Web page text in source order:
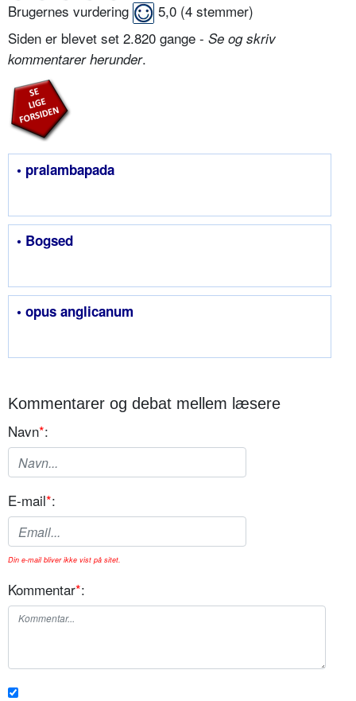
Brugernes vurdering 5,0 (4 stemmer)
Siden er blevet set 2.820 gange - Se og skriv
kommentarer herunder.
• pralambapada
• Bogsed
• opus anglicanum
Kommentarer og debat mellem læsere
Navn*:
E-mail*:
Din e-mail bliver ikke vist på sitet.
Kommentar*: